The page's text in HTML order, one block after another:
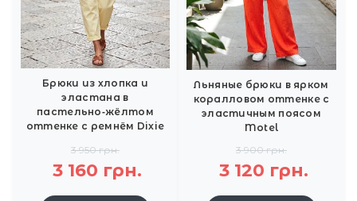
Брюки из хлопка и
эластана в
пастельно‑жёлтом
оттенке с ремнём Dixie
3 950 грн.
3 160 грн.
Льняные брюки в ярком
коралловом оттенке с
эластичным поясом
Motel
3 900 грн.
3 120 грн.